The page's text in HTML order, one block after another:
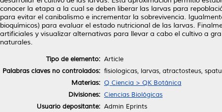
conocer la etapa a la cual se deben liberar las larvas para
para evitar el canibalismo e incrementar la sobrevivencia.
bioquímicos) para evaluar el estado nutricional de las larvas.
artificiales y visualizar alternativas para llevar a cabo el cultivo a
naturales.
Tipo de elemento: Article
Palabras claves no controlados: fisiologicas, larvas, atractosteus,
Materias: Q Ciencia > QK Botánica
Divisiones: Ciencias Biológicas
Usuario depositante: Admin Eprints